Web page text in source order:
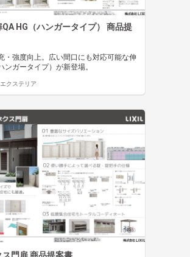
HG（ハンガータイプ） 商品提
・強度向上。広い間口にも対応可能な伸
ンガータイプ）が新登場。
エクステリア
ス門扉 商品提案書